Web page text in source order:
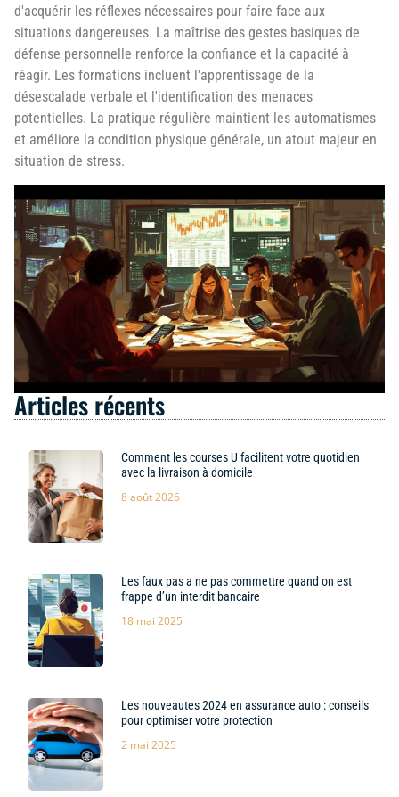
d'acquérir les réflexes nécessaires pour faire face aux
situations dangereuses. La maîtrise des gestes basiques de
défense personnelle renforce la confiance et la capacité à
réagir. Les formations incluent l'apprentissage de la
désescalade verbale et l'identification des menaces
potentielles. La pratique régulière maintient les automatismes
et améliore la condition physique générale, un atout majeur en
situation de stress.
Articles récents
Comment les courses U facilitent votre quotidien
avec la livraison à domicile
8 août 2026
Les faux pas a ne pas commettre quand on est
frappe d’un interdit bancaire
18 mai 2025
Les nouveautes 2024 en assurance auto : conseils
pour optimiser votre protection
2 mai 2025